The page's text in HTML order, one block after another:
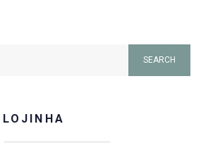
SEARCH